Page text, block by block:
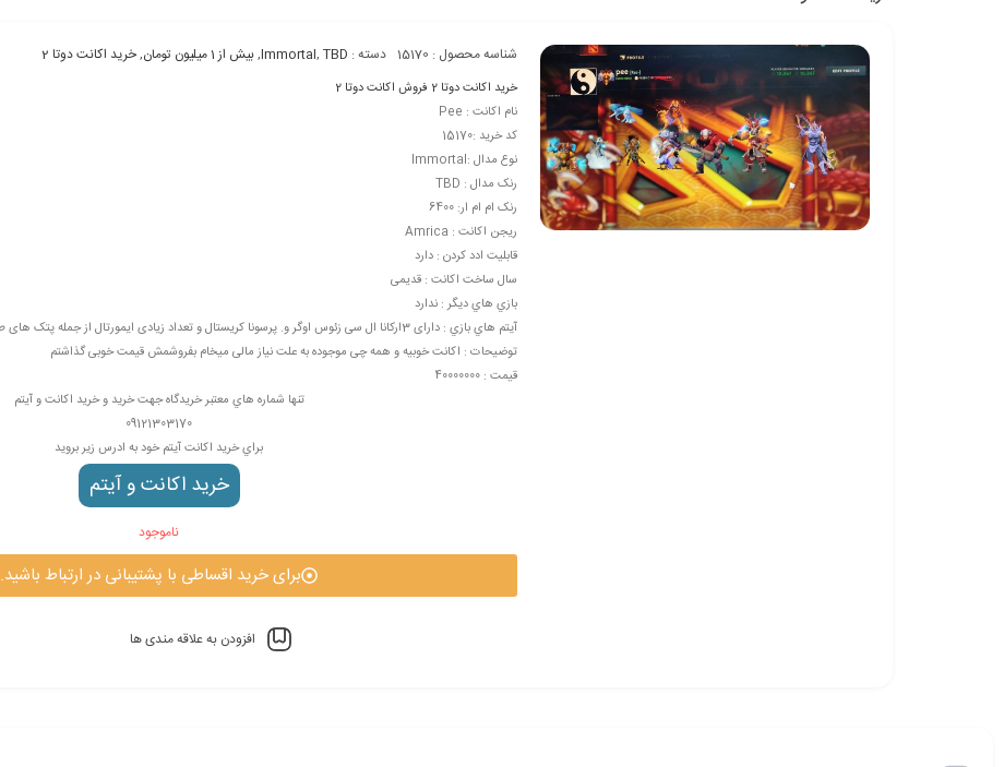
شناسه محصول : 15170 دسته : Immortal, TBD
,بیش از 1 میلیون تومان ,خرید اکانت دوتا 2
خرید اکانت دوتا 2 فروش اکانت دوتا 2
نام اکانت : Pee
کد خرید :15170
نوع مدال :Immortal
رنک مدال : TBD
رنک ام ام ار: 6400
ریجن اکانت : Amrica
قابليت ادد کردن : دارد
سال ساخت اکانت : قدیمی
بازي هاي ديگر : ندارد
آيتم هاي بازي : دارای 3ارکانا ال سی زئوس اوگر و. پرسونا کریستال و تعداد زیادی ایمورتال از جمله پتک های طلای انتیمینج
توضيحات : اکانت خوبیه و همه چی موجوده به علت نیاز مالی میخام بفروشمش قیمت خوبی گذاشتم
قیمت : 40000000
تنها شماره هاي معتبر خریدگاه جهت خريد و خرید اکانت و آیتم
09121303170
براي خرید اکانت آيتم خود به ادرس زير برويد
خرید اکانت و آيتم
ناموجود
برای خرید اقساطی با پشتیبانی در ارتباط باشید.
افزودن به علاقه مندی ها